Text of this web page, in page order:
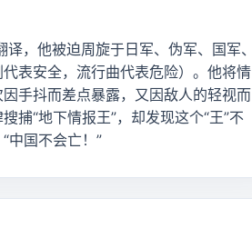
，他被迫周旋于日军、伪军、国军、
表安全，流行曲代表危险）。他将情
手抖而差点暴露，又因敌人的轻视而
捕“地下情报王”，却发现这个“王”不
中国不会亡！”